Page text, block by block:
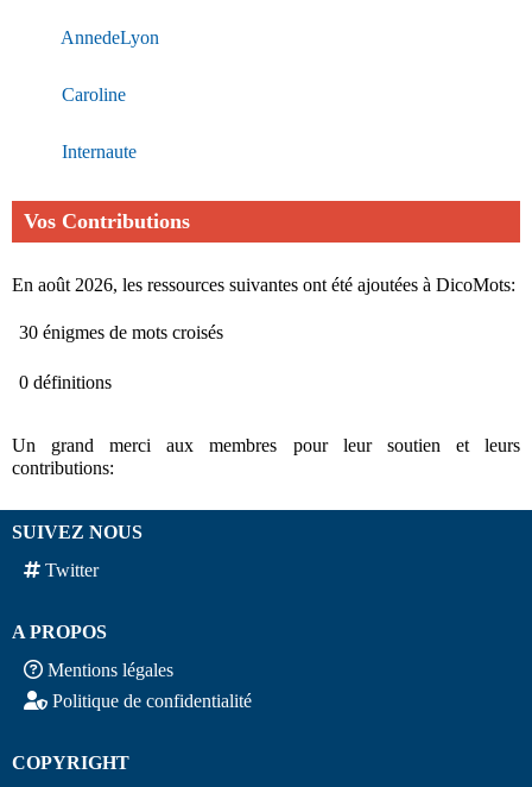
AnnedeLyon
Caroline
Internaute
Vos Contributions
En août 2026, les ressources suivantes ont été ajoutées à DicoMots:
30 énigmes de mots croisés
0 définitions
Un grand merci aux membres pour leur soutien et leurs
contributions:
SUIVEZ NOUS
Twitter
A PROPOS
Mentions légales
Politique de confidentialité
COPYRIGHT